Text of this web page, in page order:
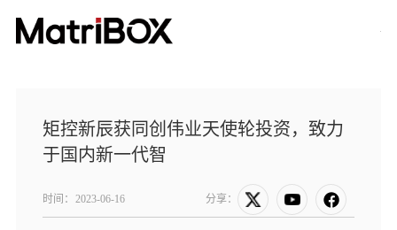
矩控新辰获同创伟业天使轮投资，致力
于国内新一代智
时间： 2023-06-16 分享：